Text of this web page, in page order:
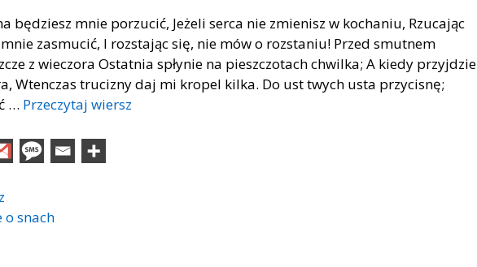
będziesz mnie porzucić, Jeżeli serca nie zmienisz w kochaniu, Rzucając
zasmucić, I rozstając się, nie mów o rozstaniu! Przed smutnem
z wieczora Ostatnia spłynie na pieszczotach chwilka; A kiedy przyjdzie
Wtenczas trucizny daj mi kropel kilka. Do ust twych usta przycisnę;
… Przeczytaj wiersz
o snach